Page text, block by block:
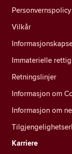
Vilkår
Immaterielle
Retningslinjer
Informasjon om
Informasjon om
Karriere